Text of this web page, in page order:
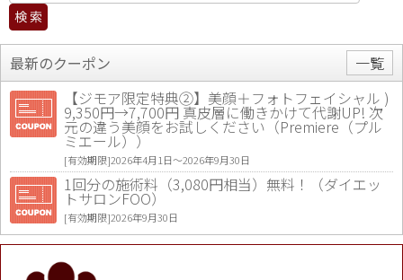
最新のクーポン
一覧
【ジモア限定特典②】美顔＋フォトフェイシャル )
9,350円→7,700円 真皮層に働きかけて代謝UP! 次
元の違う美顔をお試しください（Premiere（プル
ミエール））
[有効期限]2026年4月1日〜2026年9月30日
1回分の施術料（3,080円相当）無料！（ダイエッ
トサロンFOO）
[有効期限]2026年9月30日
値段提示後「ジモア見た」で更に買い取り金額 U
P！※チケットと新品商品は除く（大黒屋 高田馬場